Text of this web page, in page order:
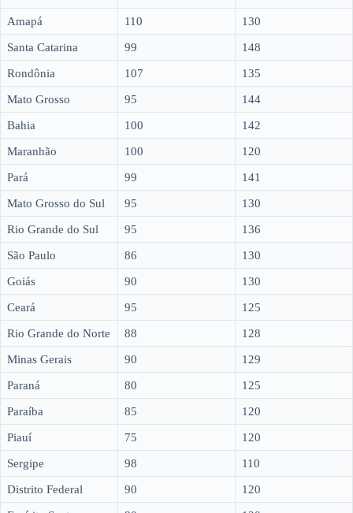
Amapá
110
130
Santa Catarina
99
148
Rondônia
107
135
Mato Grosso
95
144
Bahia
100
142
Maranhão
100
120
Pará
99
141
Mato Grosso do Sul
95
130
Rio Grande do Sul
95
136
São Paulo
86
130
Goiás
90
130
Ceará
95
125
Rio Grande do Norte
88
128
Minas Gerais
90
129
Paraná
80
125
Paraíba
85
120
Piauí
75
120
Sergipe
98
110
Distrito Federal
90
120